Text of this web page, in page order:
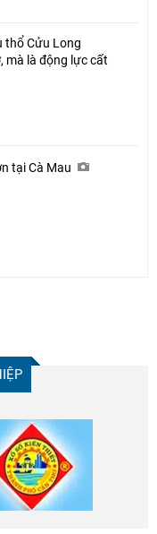
thổ Cửu Long
mà là động lực cất
tại Cà Mau